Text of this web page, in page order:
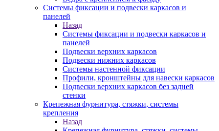
Системы фиксации и подвески каркасов и
панелей
Назад
Системы фиксации и подвески каркасов и
панелей
Подвески верхних каркасов
Подвески нижних каркасов
Системы настенной фиксации
Профили, кронштейны для навески каркасов
Подвески верхних каркасов без задней
стенки
Крепежная фурнитура, стяжки, системы
крепления
Назад